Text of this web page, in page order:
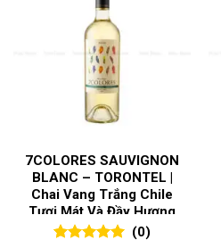
7COLORES SAUVIGNON
BLANC – TORONTEL |
Chai Vang Trắng Chile
Tươi Mát Và Đầy Hương
Hoa Quyến Rũ
(0)